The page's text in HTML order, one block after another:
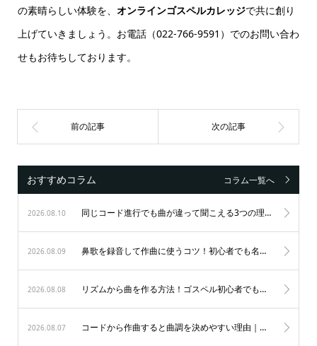
の素晴らしい体験を、 オンラインゴスペルカレッジで共に創り
上げていきましょう。お電話（022-766-9591）でのお問い合わ
せもお待ちしております。
おすすめコラム コラム一覧へ
2026.08.10 同じコード進行でも曲が違って聞こえる3つの理由｜初心者が音楽を楽しむ秘訣
2026.08.09 鼻歌を録音して作曲に使うコツ！初心者でも名曲が生まれる3つのステップ
2026.08.08 リズムから曲を作る方法！ゴスペル初心者でもノリ良く作曲する秘訣
2026.08.07 コードから作曲すると曲調を決めやすい理由｜初心者も納得のゴスペル作曲術